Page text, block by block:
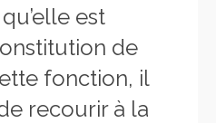
est
de
fonction, il
recourir à la